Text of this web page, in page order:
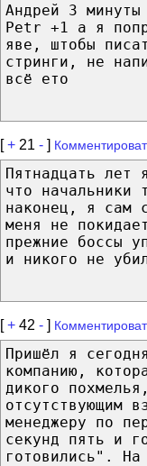
Андрей 3 минуты
Petr +1 а я
яве, штобы
стринги, не
всё ето
[+ 21 - ]
Пятнадцать лет
что начальники
наконец, я сам
меня не
прежние боссы
и никого не
[+ 42 - ]
Пришёл я
компанию,
дикого
отсутствующим
менеджеру по
секунд пять и
готовились". На